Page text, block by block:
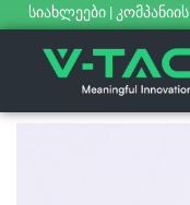
სიახლეები |